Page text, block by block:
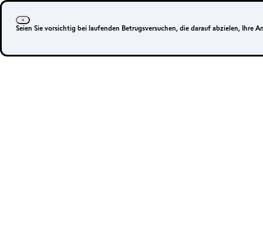
Seien Sie vorsichtig bei laufenden Betrugsversuchen, die darauf abzielen,
Anmelden Ihr Konto eröffnen